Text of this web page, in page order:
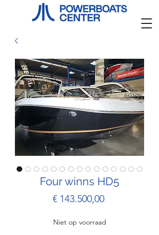
Four winns HD5
€ 143.500,00Prijs
Niet op voorraad